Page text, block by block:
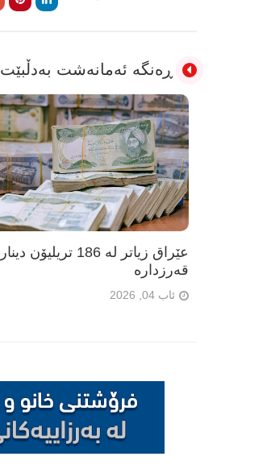
ڕەنگە ئەمانەشت بەدڵبێت
عێراق زیاتر لە 186 تریلیۆن دینار
قەرزدارە
ئاب 04, 2026